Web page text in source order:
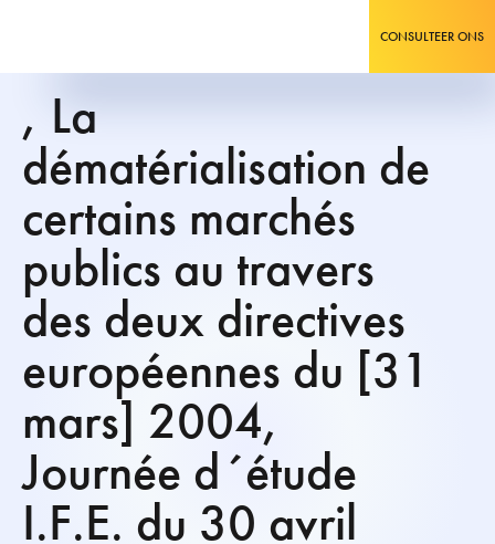
CONSULTEER ONS
, La
dématérialisation de
certains marchés
publics au travers
des deux directives
européennes du [31
mars] 2004,
Journée d´étude
I.F.E. du 30 avril